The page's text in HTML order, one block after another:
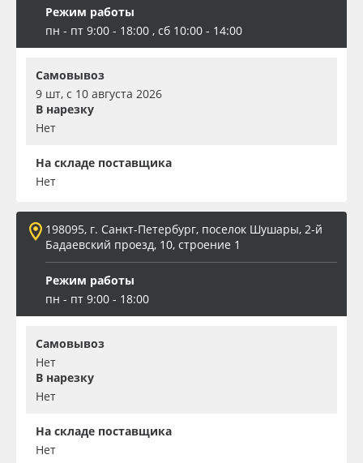
Баннер
Заготовки для сувениров
Режим работы
пн - пт 9:00 - 18:00 , сб 10:00 - 14:00
Самовывоз
9 шт, с 10 августа 2026
В нарезку
Нет
На складе поставщика
Нет
198095, г. Санкт-Петербург, поселок Шушары, 2-й
Бадаевский проезд, 10, строение 1
Режим работы
пн - пт 9:00 - 18:00
Самовывоз
Нет
В нарезку
Нет
На складе поставщика
Нет